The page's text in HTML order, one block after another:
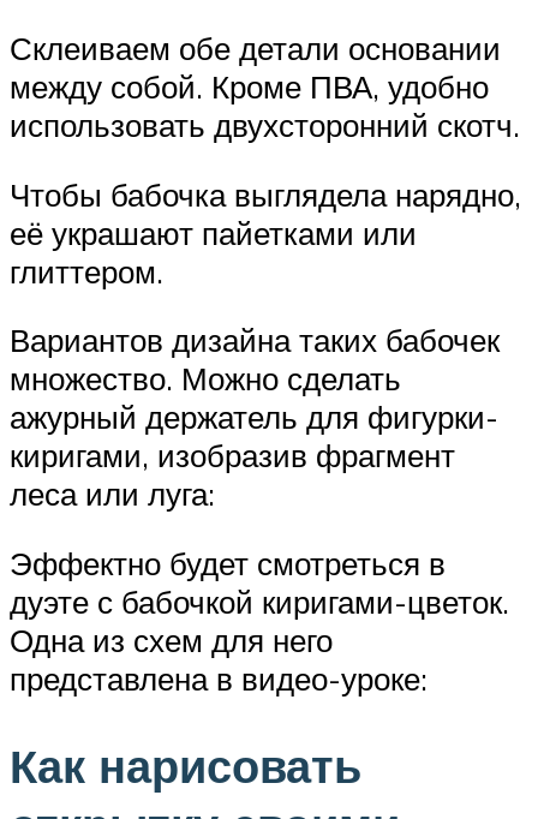
Склеиваем обе детали основании
между собой. Кроме ПВА, удобно
использовать двухсторонний скотч.
Чтобы бабочка выглядела нарядно,
её украшают пайетками или
глиттером.
Вариантов дизайна таких бабочек
множество. Можно сделать
ажурный держатель для фигурки-
киригами, изобразив фрагмент
леса или луга:
Эффектно будет смотреться в
дуэте с бабочкой киригами-цветок.
Одна из схем для него
представлена в видео-уроке:
Как нарисовать